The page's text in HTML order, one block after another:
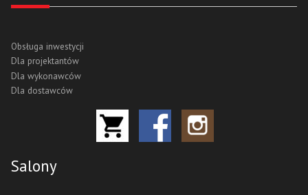
Obsługa inwestycji
Dla projektantów
Dla wykonawców
Dla dostawców
Salony